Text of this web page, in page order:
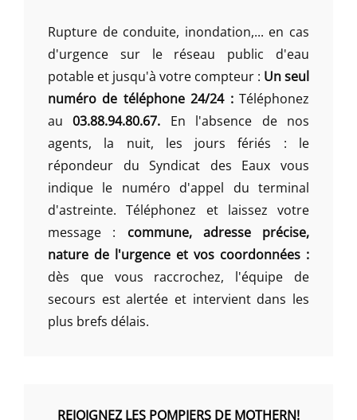
Rupture de conduite, inondation,... en cas
d'urgence sur le réseau public d'eau
potable et jusqu'à votre compteur : Un seul
numéro de téléphone 24/24 :Téléphonez
au03.88.94.80.67. En l'absence de nos
agents, la nuit, les jours fériés : le
répondeur du Syndicat des Eaux vous
indique le numéro d'appel du terminal
d'astreinte. Téléphonez et laissez votre
message : commune, adresse précise,
nature de l'urgence et vos coordonnées :
dès que vous raccrochez, l'équipe de
secours est alertée et intervient dans les
plus brefs délais.
REJOIGNEZ LES POMPIERS DE MOTHERN!